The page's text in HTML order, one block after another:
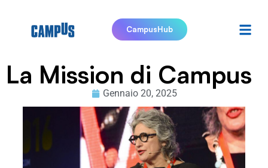
CampusHub
La Mission di Campus
Gennaio 20, 2025